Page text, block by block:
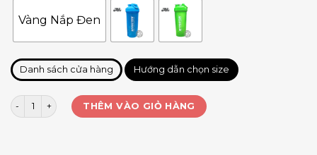
Vàng Nắp Đen
Danh sách cửa hàng Hướng dẫn chọn size
Bình lắc thể thao Myprotein số lượng
THÊM VÀO GIỎ HÀNG